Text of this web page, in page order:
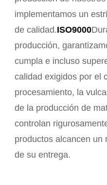
implementamos un
de calidad.ISO9000
producción,
cumpla e incluso
calidad exigidos por el
procesamiento, la
de la producción de
controlan
productos alcancen un
de su entrega.